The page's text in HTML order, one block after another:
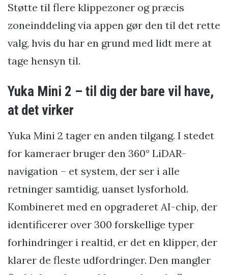
Støtte til flere klippezoner og præcis
zoneinddeling via appen gør den til det rette
valg, hvis du har en grund med lidt mere at
tage hensyn til.
Yuka Mini 2 – til dig der bare vil have,
at det virker
Yuka Mini 2 tager en anden tilgang. I stedet
for kameraer bruger den 360° LiDAR-
navigation – et system, der ser i alle
retninger samtidig, uanset lysforhold.
Kombineret med en opgraderet AI-chip, der
identificerer over 300 forskellige typer
forhindringer i realtid, er det en klipper, der
klarer de fleste udfordringer. Den mangler